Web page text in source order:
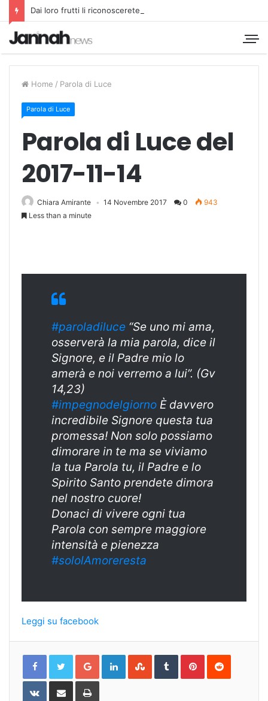
Dai loro frutti li riconoscerete
Home / Parola di Luce
Parola di Luce
Parola di Luce del
2017-11-14
Chiara Amirante 14 Novembre 2017 0
943
Less than a minute
#paroladiluce “Se uno mi ama,
osserverà la mia parola, dice il
Signore, e il Padre mio lo
amerà e noi verremo a lui”. (Gv
14,23)
#impegnodelgiorno È davvero
incredibile Signore questa tua
promessa! Non solo possiamo
dimorare in te ma se viviamo
la tua Parola tu, il Padre e lo
Spirito Santo prendete dimora
nel nostro cuore!
Donaci di vivere ogni tua
Parola con sempre maggiore
intensità e pienezza
#sololAmoreresta
Leggi su facebook
Google+LinkedInStumbleUpon
TumblrPinterestReddit
VKontakteShare
Email
Print